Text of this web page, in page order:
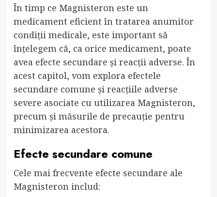
În timp ce Magnisteron este un
medicament eficient în tratarea anumitor
condiții medicale, este important să
înțelegem că, ca orice medicament, poate
avea efecte secundare și reacții adverse. În
acest capitol, vom explora efectele
secundare comune și reacțiile adverse
severe asociate cu utilizarea Magnisteron,
precum și măsurile de precauție pentru
minimizarea acestora.
Efecte secundare comune
Cele mai frecvente efecte secundare ale
Magnisteron includ: